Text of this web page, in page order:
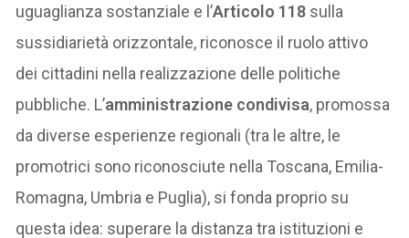
uguaglianza sostanziale e l’Articolo 118 sulla
sussidiarietà orizzontale, riconosce il ruolo attivo
dei cittadini nella realizzazione delle politiche
pubbliche. L’amministrazione condivisa, promossa
da diverse esperienze regionali (tra le altre, le
promotrici sono riconosciute nella Toscana, Emilia-
Romagna, Umbria e Puglia), si fonda proprio su
questa idea: superare la distanza tra istituzioni e